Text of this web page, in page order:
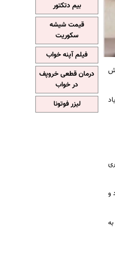
و
بیم دتکتور
قیمت شیشه
سکوریت
فیلم آپنه خواب
درمان قطعی خروپف
در خواب
لیزر فوتونا